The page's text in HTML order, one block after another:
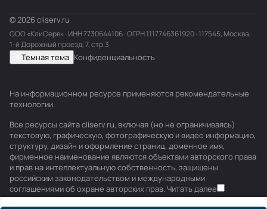
© 2026 cliserv.ru
ООО «КлиСерв» · ИНН7730644106· ОГРН 1117746361920 · 117545, Москва,
1-й Дорожный проезд, 7, стр.3
Темная тема Конфиденциальность
На информационном ресурсе применяются рекомендательные
технологии.
Все ресурсы сайта cliserv.ru, включая (но не ограничиваясь)
текстовую, графическую, фотографическую и видео информацию,
структуру, дизайн и оформление страниц, доменное имя,
фирменное наименование являются объектами авторского права
и прав на интеллектуальную собственность, защищены
российским законодательством и международными
соглашениями об охране авторских прав. Читать далее